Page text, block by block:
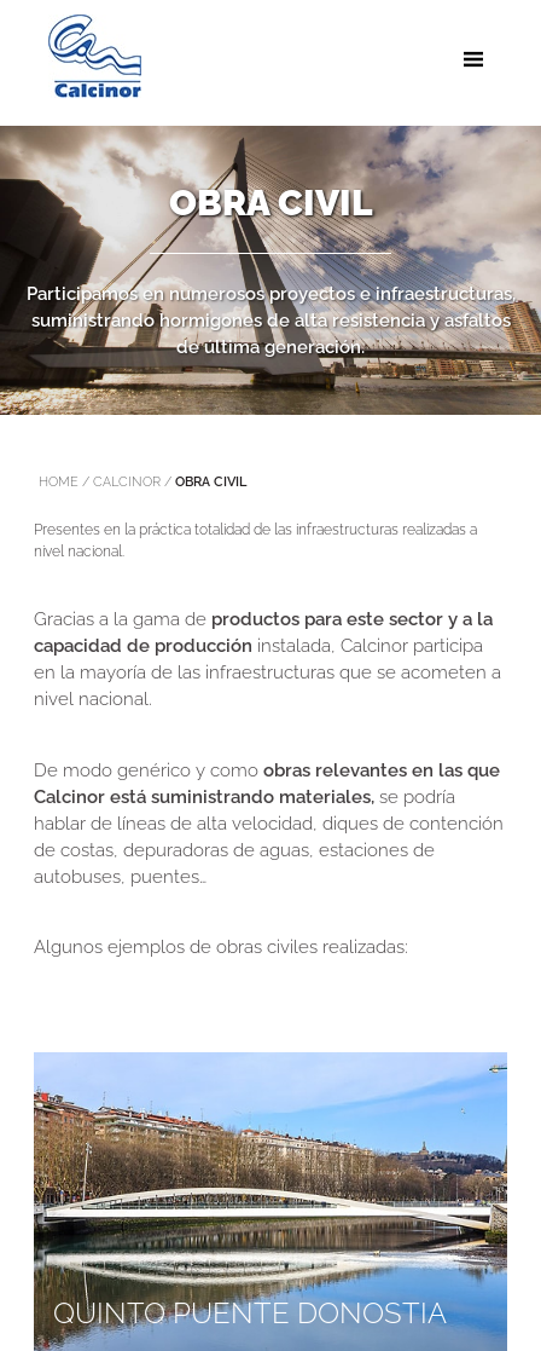
OBRA CIVIL
Participamos en numerosos proyectos e infraestructuras,
suministrando hormigones de alta resistencia y asfaltos
de última generación.
HOME / CALCINOR/ OBRA CIVIL
Presentes en la práctica totalidad de las infraestructuras realizadas a
nivel nacional.
Gracias a la gama de productos para este sector y a la
capacidad de producción instalada, Calcinor participa
en la mayoría de las infraestructuras que se acometen a
nivel nacional.
De modo genérico y como obras relevantes en las que
Calcinor está suministrando materiales,se podría
hablar de líneas de alta velocidad, diques de contención
de costas, depuradoras de aguas, estaciones de
autobuses, puentes…
Algunos ejemplos de obras civiles realizadas:
QUINTO PUENTE DONOSTIA